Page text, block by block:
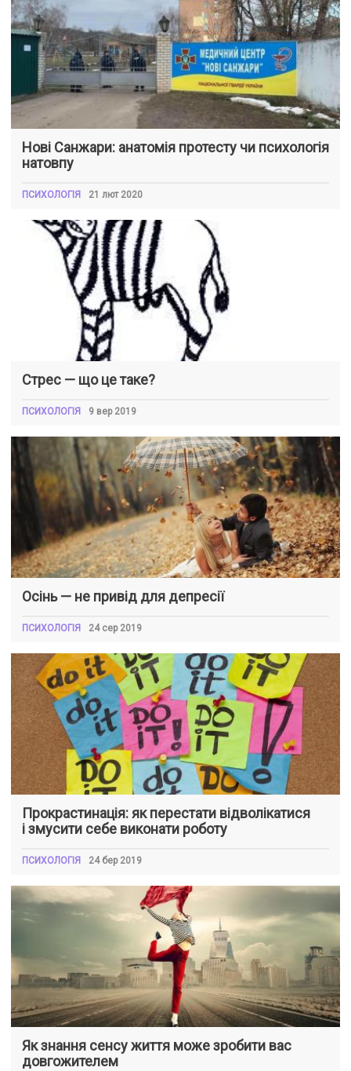
Нові Санжари: анатомія протесту чи психологія
натовпу
ПСИХОЛОГІЯ 21 лют 2020
Стрес — що це таке?
ПСИХОЛОГІЯ 9 вер 2019
Осінь — не привід для депресії
ПСИХОЛОГІЯ 24 сер 2019
Прокрастинація: як перестати відволікатися
і змусити себе виконати роботу
ПСИХОЛОГІЯ 24 бер 2019
Як знання сенсу життя може зробити вас
довгожителем